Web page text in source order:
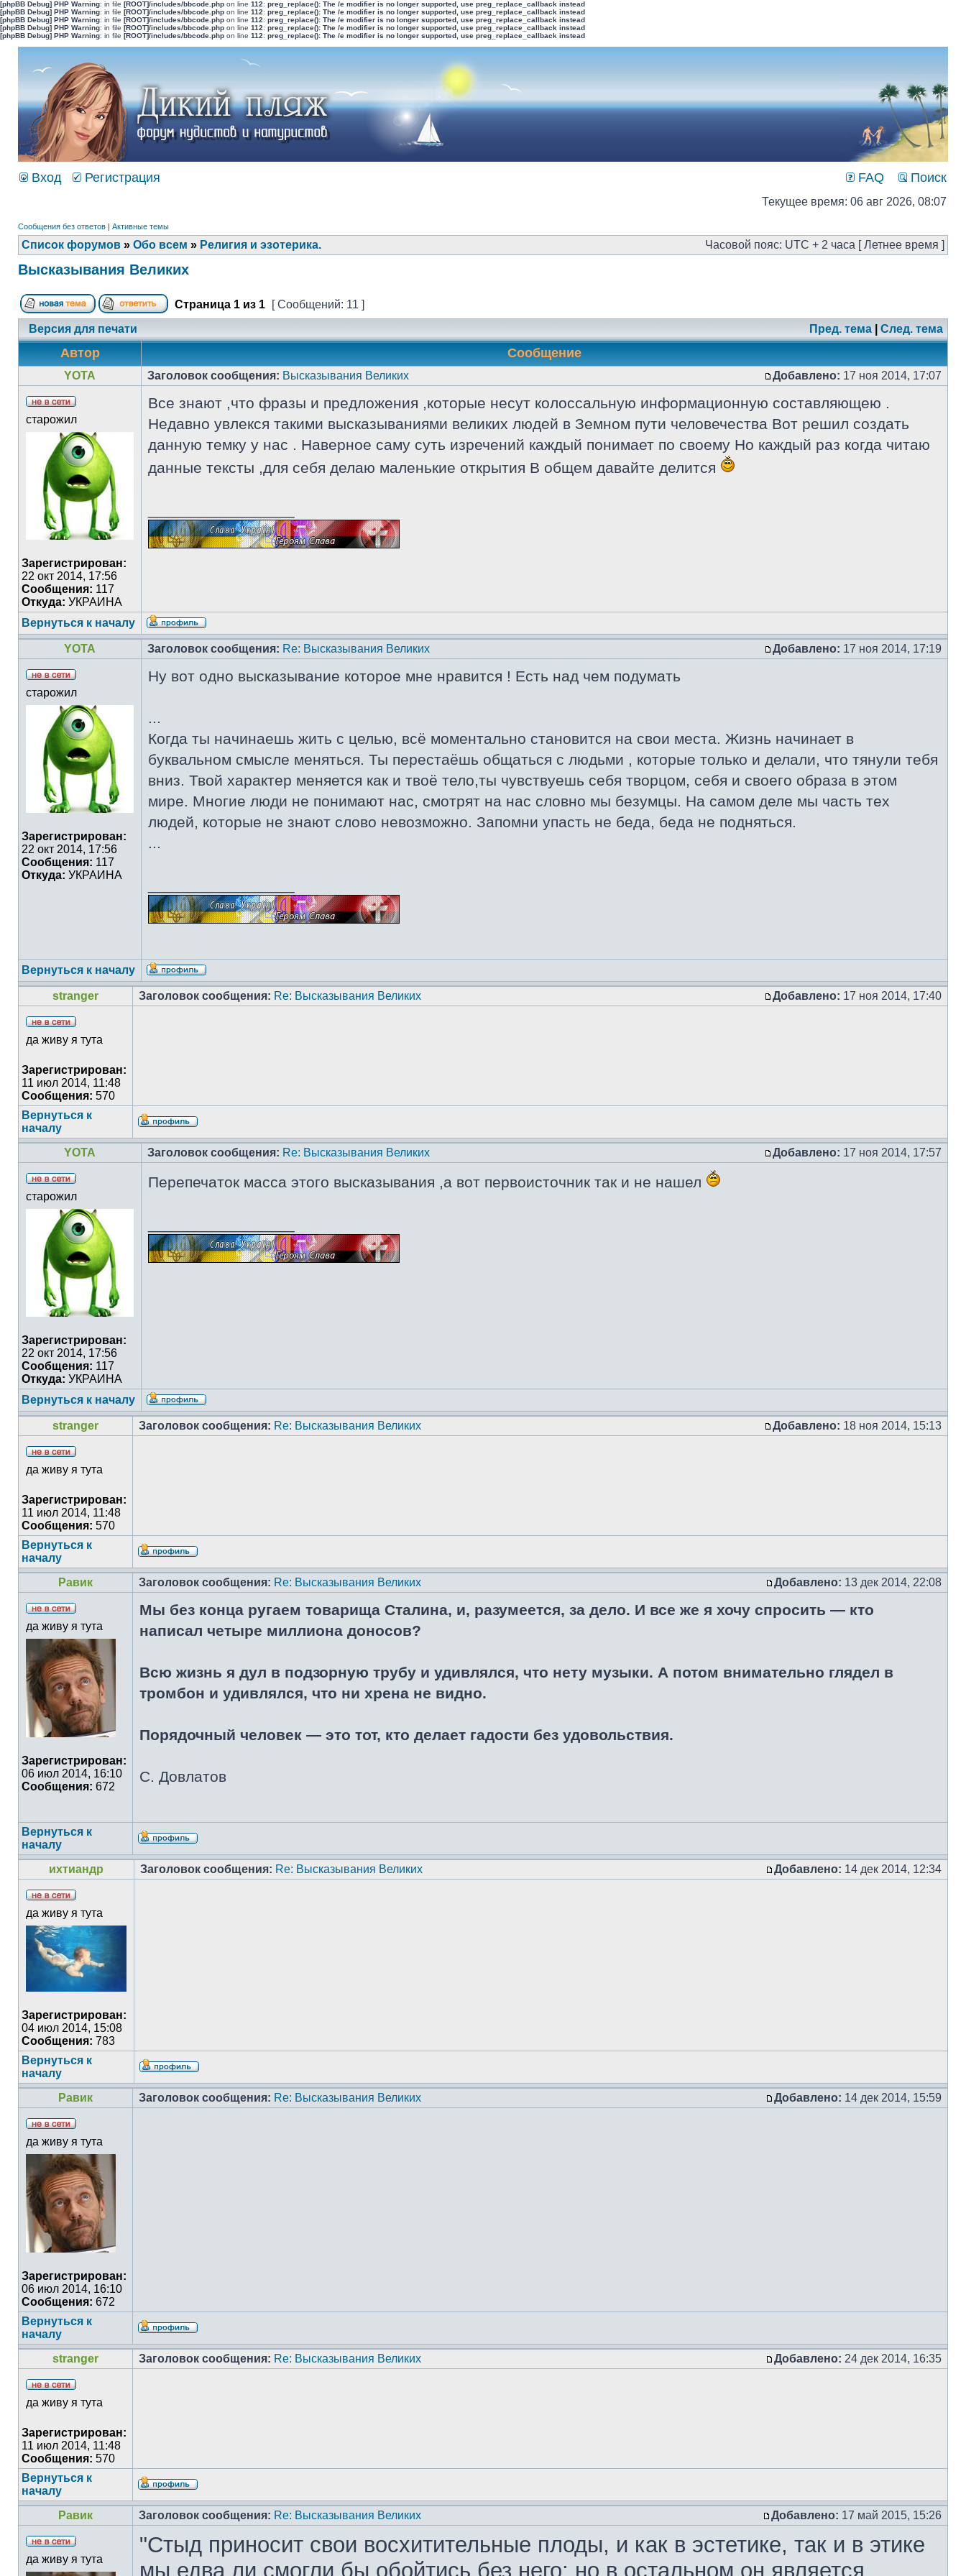
[phpBB Debug] PHP Warning: in file [ROOT]/includes/bbcode.php on line 112: preg_replace(): The /e modifier is no longer supported, use preg_replace_callback instead
[phpBB Debug] PHP Warning: in file [ROOT]/includes/bbcode.php on line 112: preg_replace(): The /e modifier is no longer supported, use preg_replace_callback instead
[phpBB Debug] PHP Warning: in file [ROOT]/includes/bbcode.php on line 112: preg_replace(): The /e modifier is no longer supported, use preg_replace_callback instead
[phpBB Debug] PHP Warning: in file [ROOT]/includes/bbcode.php on line 112: preg_replace(): The /e modifier is no longer supported, use preg_replace_callback instead
[phpBB Debug] PHP Warning: in file [ROOT]/includes/bbcode.php on line 112: preg_replace(): The /e modifier is no longer supported, use preg_replace_callback instead
Вход Регистрация FAQ Поиск
Текущее время: 06 авг 2026, 08:07
Сообщения без ответов | Активные темы
Список форумов » Обо всем » Религия и эзотерика. Часовой пояс: UTC + 2 часа [ Летнее время ]
Высказывания Великих
Страница 1 из 1
[ Сообщений: 11 ]
Версия для печати
Пред. тема След. тема
Автор Сообщение
YOTA Заголовок сообщения: Высказывания Великих Добавлено: 17 ноя 2014, 17:07
старожил
Зарегистрирован:
22 окт 2014, 17:56
Сообщения: 117
Откуда: УКРАИНА
Все знают ,что фразы и предложения ,которые несут колоссальную информационную составляющею .
Недавно увлекся такими высказываниями великих людей в Земном пути человечества Вот решил создать
данную темку у нас . Наверное саму суть изречений каждый понимает по своему Но каждый раз когда читаю
данные тексты ,для себя делаю маленькие открытия В общем давайте делится
Вернуться к началу
YOTA Заголовок сообщения: Re: Высказывания Великих Добавлено: 17 ноя 2014, 17:19
старожил
Зарегистрирован:
22 окт 2014, 17:56
Сообщения: 117
Откуда: УКРАИНА
Ну вот одно высказывание которое мне нравится ! Есть над чем подумать
...
Когда ты начинаешь жить с целью, всё моментально становится на свои места. Жизнь начинает в
буквальном смысле меняться. Ты перестаёшь общаться с людьми , которые только и делали, что тянули тебя
вниз. Твой характер меняется как и твоё тело,ты чувствуешь себя творцом, себя и своего образа в этом
мире. Многие люди не понимают нас, смотрят на нас словно мы безумцы. На самом деле мы часть тех
людей, которые не знают слово невозможно. Запомни упасть не беда, беда не подняться.
...
Вернуться к началу
stranger Заголовок сообщения: Re: Высказывания Великих Добавлено: 17 ноя 2014, 17:40
да живу я тута
Зарегистрирован:
11 июл 2014, 11:48
Сообщения: 570
Вернуться к
началу
YOTA
Заголовок сообщения: Re: Высказывания Великих Добавлено: 17 ноя 2014, 17:57
старожил
Зарегистрирован:
22 окт 2014, 17:56
Сообщения: 117
Откуда: УКРАИНА
Перепечаток масса этого высказывания ,а вот первоисточник так и не нашел
Вернуться к началу
stranger Заголовок сообщения: Re: Высказывания Великих Добавлено: 18 ноя 2014, 15:13
да живу я тута
Зарегистрирован:
11 июл 2014, 11:48
Сообщения: 570
Вернуться к
началу
Равик
Заголовок сообщения: Re: Высказывания Великих Добавлено: 13 дек 2014, 22:08
да живу я тута
Зарегистрирован:
06 июл 2014, 16:10
Сообщения: 672
Мы без конца ругаем товарища Сталина, и, разумеется, за дело. И все же я хочу спросить — кто
написал четыре миллиона доносов?
Всю жизнь я дул в подзорную трубу и удивлялся, что нету музыки. А потом внимательно глядел в
тромбон и удивлялся, что ни хрена не видно.
Порядочный человек — это тот, кто делает гадости без удовольствия.
С. Довлатов
Вернуться к
началу
ихтиандр
Заголовок сообщения: Re: Высказывания Великих Добавлено: 14 дек 2014, 12:34
да живу я тута
Зарегистрирован:
04 июл 2014, 15:08
Сообщения: 783
Вернуться к
началу
Равик
Заголовок сообщения: Re: Высказывания Великих Добавлено: 14 дек 2014, 15:59
да живу я тута
Зарегистрирован:
06 июл 2014, 16:10
Сообщения: 672
Вернуться к
началу
stranger
Заголовок сообщения: Re: Высказывания Великих Добавлено: 24 дек 2014, 16:35
да живу я тута
Зарегистрирован:
11 июл 2014, 11:48
Сообщения: 570
Вернуться к
началу
Равик
Заголовок сообщения: Re: Высказывания Великих Добавлено: 17 май 2015, 15:26
да живу я тута
"Стыд приносит свои восхитительные плоды, и как в эстетике, так и в этике
мы едва ли смогли бы обойтись без него; но в остальном он является